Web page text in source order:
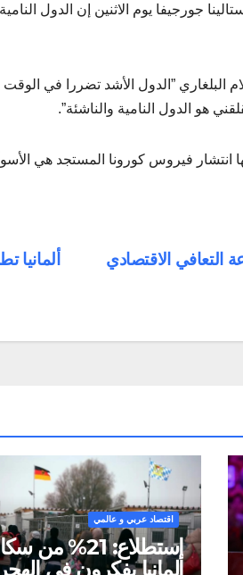
جورجيفا يوم الاثنين إن الدول
البلغاري ”الدول الأشد تضررا في
هو الدول النامية والناشئة”.
انتشار فيروس كورونا المستجد هي
التعافي الاقتصادي
اقتصاد عربي و عالمي
استطلاع: 21% من
ألمانيا يفكرون في